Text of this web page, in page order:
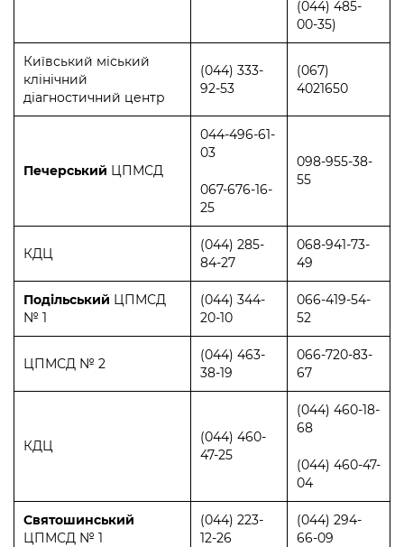
(044) 485-
00-35)
Київський міський
клінічний
діагностичний центр
(044) 333-
92-53
(067)
4021650
Печерський ЦПМСД
044-496-61-
03
067-676-16-
25
098-955-38-
55
КДЦ
(044) 285-
84-27
068-941-73-
49
Подільський ЦПМСД
№ 1
(044) 344-
20-10
066-419-54-
52
ЦПМСД № 2
(044) 463-
38-19
066-720-83-
67
КДЦ
(044) 460-
47-25
(044) 460-18-
68
(044) 460-47-
04
Святошинський
ЦПМСД № 1
(044) 223-
12-26
(044) 294-
66-09